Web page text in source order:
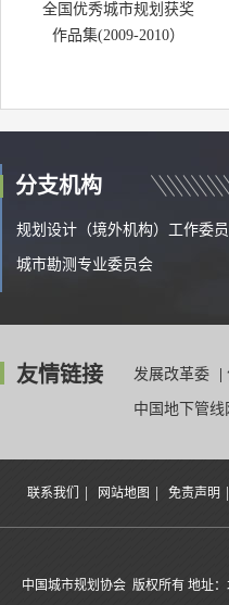
全国优秀城市规划获奖
作品集(2009-2010）
分支机构
规划设计（境外机构）工作委
城市勘测专业委员会
友情链接 发展改革委
中国地下管线
联系我们 网站地图 免责声明
中国城市规划协会 版权所有 地址